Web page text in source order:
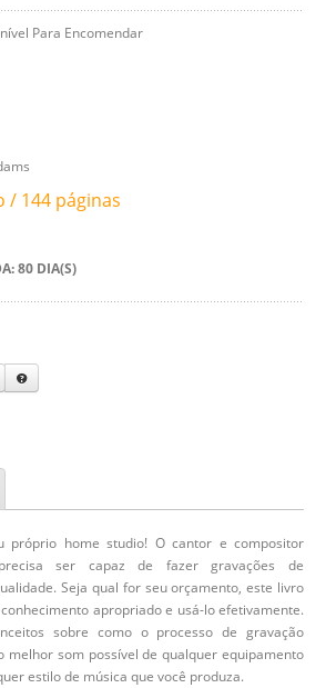
Para Encomendar
/ 144 páginas
80 DIA(S)
próprio home studio! O cantor e compositor
ser capaz de fazer gravações de
Seja qual for seu orçamento, este livro
apropriado e usá-lo efetivamente.
sobre como o processo de gravação
melhor som possível de qualquer equipamento
estilo de música que você produza.